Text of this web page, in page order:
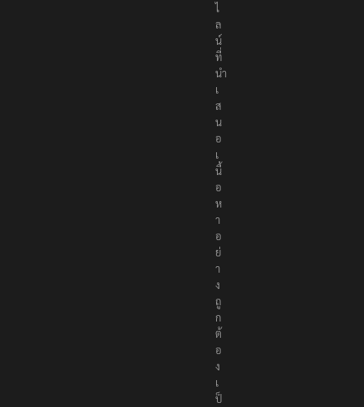
ไ
ล
น์
ที่
นำ
เ
ส
น
อ
เ
นื้
อ
ห
า
อ
ย่
า
ง
ถู
ก
ต้
อ
ง
เ
ป็